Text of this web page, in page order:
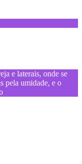
e laterais, onde se
pela umidade, e o